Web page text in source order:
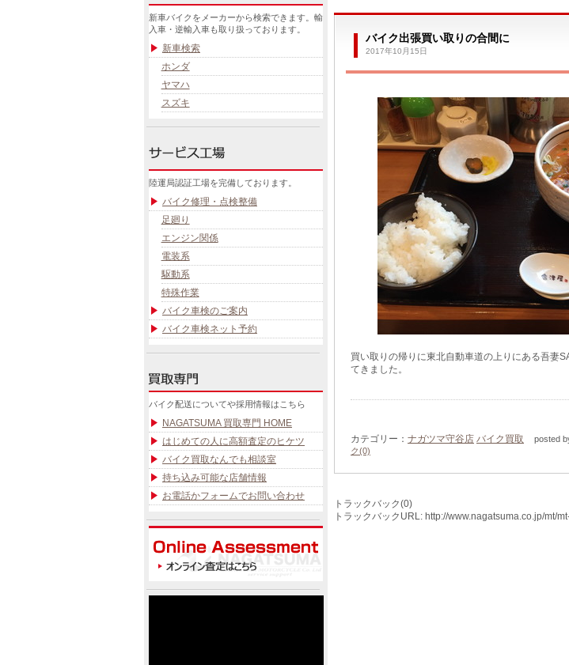
バイク出張買い取りの合間に
2017年10月15日
買い取りの帰りに東北自動車道の上りにある吾妻
てきました。
カテゴリー： ナガツマ守谷店 バイク買取 posted
ク(0)
トラックバック(0)
トラックバックURL: http://www.nagatsuma.co.jp/mt/
新車バイクをメーカーから検索できます。輸
入車・逆輸入車も取り扱っております。
新車検索
ホンダ
ヤマハ
スズキ
サービス工場
陸運局認証工場を完備しております。
バイク修理・点検整備
足廻り
エンジン関係
電装系
駆動系
特殊作業
バイク車検のご案内
バイク車検ネット予約
バイク配送についてや採用情報はこちら
NAGATSUMA 買取専門 HOME
はじめての人に高額査定のヒケツ
バイク買取なんでも相談室
持ち込み可能な店舗情報
お電話かフォームでお問い合わせ